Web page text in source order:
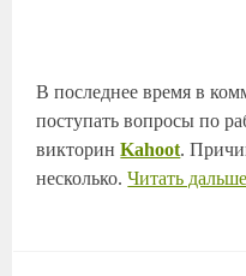
В последнее время в
поступать вопросы по
викторинKahoot.
несколько.Читать дальше